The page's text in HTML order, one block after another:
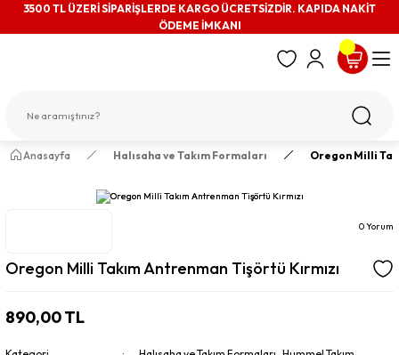
3500 TL ÜZERİ SİPARİŞLERDE KARGO ÜCRETSİZDİR. KAPIDA NAKİT
ÖDEME İMKANI
Anasayfa Halısaha ve Takım Formaları Oregon Milli
0 Yorum
Oregon Milli Takım Antrenman Tişörtü Kırmızı
890,00 TL